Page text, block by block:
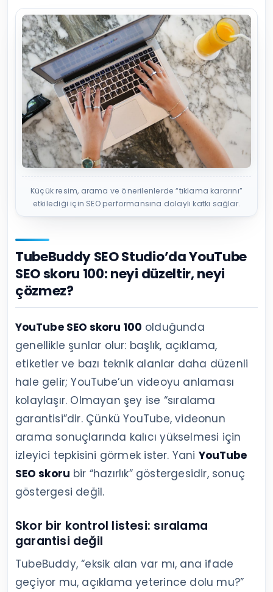
Küçük resim, arama ve önerilenlerde “tıklama kararını”
etkilediği için SEO performansına dolaylı katkı sağlar.
TubeBuddy SEO Studio’da YouTube
SEO skoru 100: neyi düzeltir, neyi
çözmez?
YouTube SEO skoru 100 olduğunda
genellikle şunlar olur: başlık, açıklama,
etiketler ve bazı teknik alanlar daha düzenli
hale gelir; YouTube’un videoyu anlaması
kolaylaşır. Olmayan şey ise “sıralama
garantisi”dir. Çünkü YouTube, videonun
arama sonuçlarında kalıcı yükselmesi için
izleyici tepkisini görmek ister. Yani YouTube
SEO skoru bir “hazırlık” göstergesidir, sonuç
göstergesi değil.
Skor bir kontrol listesi: sıralama
garantisi değil
TubeBuddy, “eksik alan var mı, ana ifade
geçiyor mu, açıklama yeterince dolu mu?”